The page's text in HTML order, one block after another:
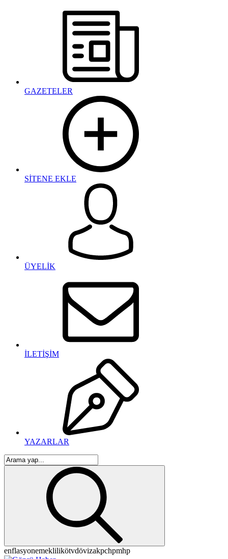
GAZETELER
SİTENE EKLE
ÜYELİK
İLETİŞİM
YAZARLAR
enflasyonemeklilikötvdövizakpchpmhp